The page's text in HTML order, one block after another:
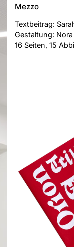
Mezzo
Textbeitrag:
Gestaltung:
16 Seiten, 15